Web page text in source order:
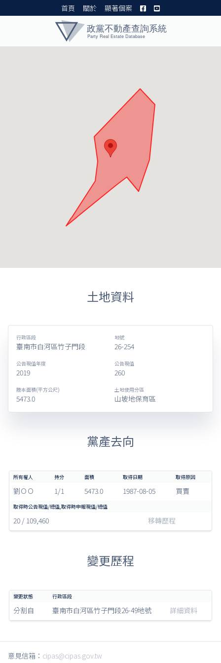
首頁 關於 顯著個案
土地資料
行政區段
臺南市白河區竹子門段
地號
26-254
公告現值年度
2019
公告現值
260
謄本面積(平方公尺)
5473.0
土地使用分區
山坡地保育區
黨產去向
劉ＯＯ 1/1 5473.0 1987-08-05 買賣
20 / 109,460 移轉歷程
變更歷程
分割自 臺南市白河區竹子門段26-49地號 詳細資料
意見信箱： cipas@cipas.gov.tw